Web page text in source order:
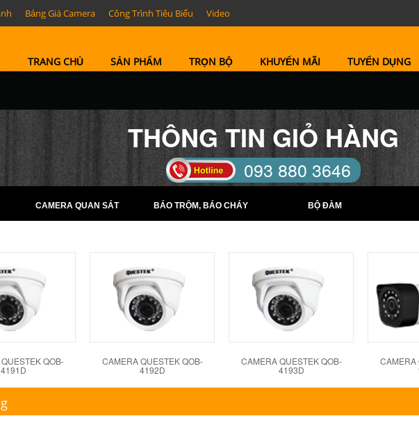
Bảng Giá Camera Công Trình Tiêu Biểu Video
TRANG CHỦ SẢN PHẨM TRỌN BỘ KHUYẾN MÃI TUYỂN DỤNG
THÔNG TIN GIỎ HÀNG
093 880 3646
TELL: (0274) 6569422 -
(0274) 6569423
CAMERA QUAN SÁT BÁO TRỘM, BÁO CHÁY BỘ ĐÀM
QOB-
4191D
CAMERA QUESTEK QOB-
4192D
CAMERA QUESTEK QOB-
4193D
CAMERA